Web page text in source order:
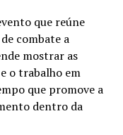
que reúne
combate a
mostrar as
o trabalho em
que promove a
dentro da